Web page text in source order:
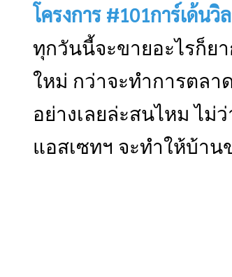
โครงการ #101การ์เด้น
ทุกวันนี้จะขายอะไรก็ย
ใหม่ กว่าจะทำการตลา
อย่างเลยล่ะสนไหม ไ
แอสเซทฯ จะทำให้บ้า